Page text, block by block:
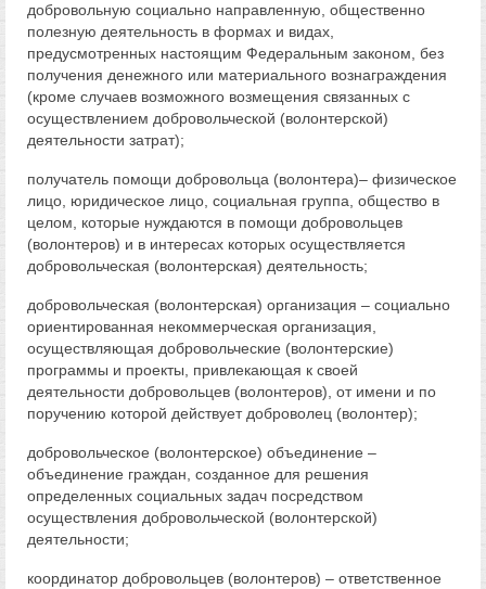
добровольную социально направленную, общественно
полезную деятельность в формах и видах,
предусмотренных настоящим Федеральным законом, без
получения денежного или материального вознаграждения
(кроме случаев возможного возмещения связанных с
осуществлением добровольческой (волонтерской)
деятельности затрат);
получатель помощи добровольца (волонтера)– физическое
лицо, юридическое лицо, социальная группа, общество в
целом, которые нуждаются в помощи добровольцев
(волонтеров) и в интересах которых осуществляется
добровольческая (волонтерская) деятельность;
добровольческая (волонтерская) организация – социально
ориентированная некоммерческая организация,
осуществляющая добровольческие (волонтерские)
программы и проекты, привлекающая к своей
деятельности добровольцев (волонтеров), от имени и по
поручению которой действует доброволец (волонтер);
добровольческое (волонтерское) объединение –
объединение граждан, созданное для решения
определенных социальных задач посредством
осуществления добровольческой (волонтерской)
деятельности;
координатор добровольцев (волонтеров) – ответственное